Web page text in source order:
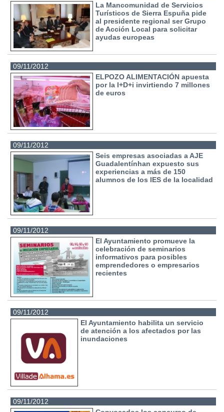
La Mancomunidad de Servicios
Turísticos de Sierra Espuña pide
al presidente regional ser Grupo
de Acción Local para solicitar
ayudas europeas
09/11/2012
ELPOZO ALIMENTACIÓN apuesta
por la I+D+i invirtiendo 7 millones
de euros
09/11/2012
Seis empresas asociadas a AJE
Guadalentínhan expuesto sus
experiencias a más de 150
alumnos de los IES de la localidad
09/11/2012
El Ayuntamiento promueve la
celebración de seminarios
informativos para posibles
emprendedores o empresarios
recientes
09/11/2012
El Ayuntamiento habilita un servicio
de atención a los afectados por las
inundaciones
09/11/2012